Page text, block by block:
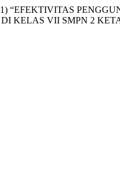
(1) “EFEKTIVITAS
KELAS VII SMPN 2